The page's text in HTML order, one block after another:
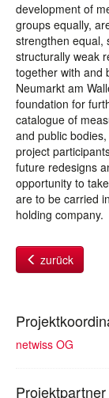
development of
groups equally,
strengthen equal,
structurally weak
together with and
Neumarkt am
foundation for
catalogue of
and public
project
future redesigns
opportunity to
are to be carried
holding company.
zurück
netwiss OG
Projektpartner